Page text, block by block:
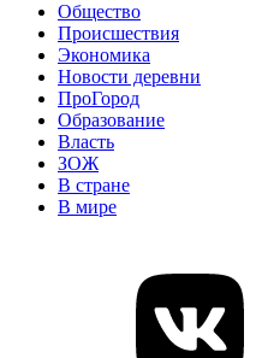
Общество
Происшествия
Экономика
Новости деревни
ПроГород
Образование
Власть
ЗОЖ
В стране
В мире